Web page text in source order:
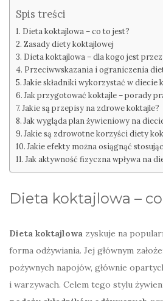
Spis treści
Dieta koktajlowa – co to jest?
Zasady diety koktajlowej
Dieta koktajlowa – dla kogo jest
Przeciwwskazania i ograniczenia
Jakie składniki wykorzystać w diecie
Jak przygotować koktajle – porady
Jakie są przepisy na zdrowe koktajle?
Jak wygląda plan żywieniowy na
Jakie są zdrowotne korzyści diety
Jakie efekty można osiągnąć
Jak aktywność fizyczna wpływa na
Dieta koktajlowa –
Dieta koktajlowa zyskuje na
forma odżywiania. Jej głównym
pożywnych napojów, głównie
i warzywach. Celem tego stylu